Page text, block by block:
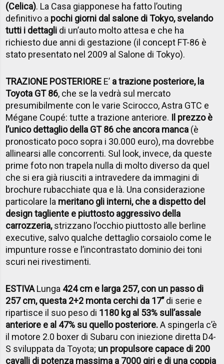
(Celica). La Casa giapponese ha fatto l’outing
definitivo a pochi giorni dal salone di Tokyo, svelando
tutti i dettagli di un’auto molto attesa e che ha
richiesto due anni di gestazione (il concept FT-86 è
stato presentato nel 2009 al Salone di Tokyo).
TRAZIONE POSTERIORE E’ a trazione posteriore, la
Toyota GT 86, che se la vedrà sul mercato
presumibilmente con le varie Scirocco, Astra GTC e
Mégane Coupé: tutte a trazione anteriore. Il prezzo è
l’unico dettaglio della GT 86 che ancora manca (è
pronosticato poco sopra i 30.000 euro), ma dovrebbe
allinearsi alle concorrenti. Sul look, invece, da queste
prime foto non trapela nulla di molto diverso da quel
che si era già riusciti a intravedere da immagini di
brochure rubacchiate qua e là. Una considerazione
particolare la meritano gli interni, che a dispetto del
design tagliente e piuttosto aggressivo della
carrozzeria,strizzano l’occhio piuttosto alle berline
executive, salvo qualche dettaglio corsaiolo come le
impunture rosse e l’incontrastato dominio dei toni
scuri nei rivestimenti.
ESTIVALunga 424 cm e larga 257, con un passo di
257 cm, questa 2+2 monta cerchi da 17’’di serie e
ripartisce il suo peso di 1180 kg al 53% sull’assale
anteriore e al 47% su quello posteriore.A spingerla c’è
il motore 2.0 boxer di Subaru con iniezione diretta D4-
S sviluppata da Toyota; un propulsore capace di 200
cavalli di potenza massima a 7000 giri e di una coppia